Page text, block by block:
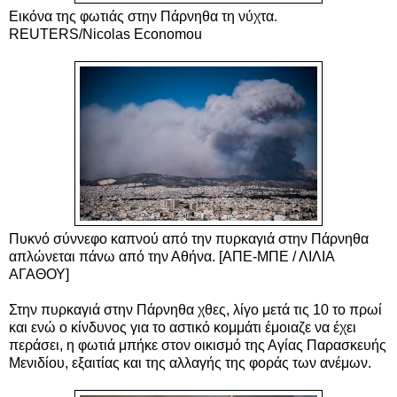
Εικόνα της φωτιάς στην Πάρνηθα τη νύχτα.
REUTERS/Nicolas Economou
Πυκνό σύννεφο καπνού από την πυρκαγιά στην Πάρνηθα
απλώνεται πάνω από την Αθήνα. [ΑΠΕ-ΜΠΕ / ΛΙΛΙΑ
ΑΓΑΘΟΥ]
Στην πυρκαγιά στην Πάρνηθα χθες, λίγο μετά τις 10 το πρωί
και ενώ ο κίνδυνος για το αστικό κομμάτι έμοιαζε να έχει
περάσει, η φωτιά μπήκε στον οικισμό της Αγίας Παρασκευής
Μενιδίου, εξαιτίας και της αλλαγής της φοράς των ανέμων.